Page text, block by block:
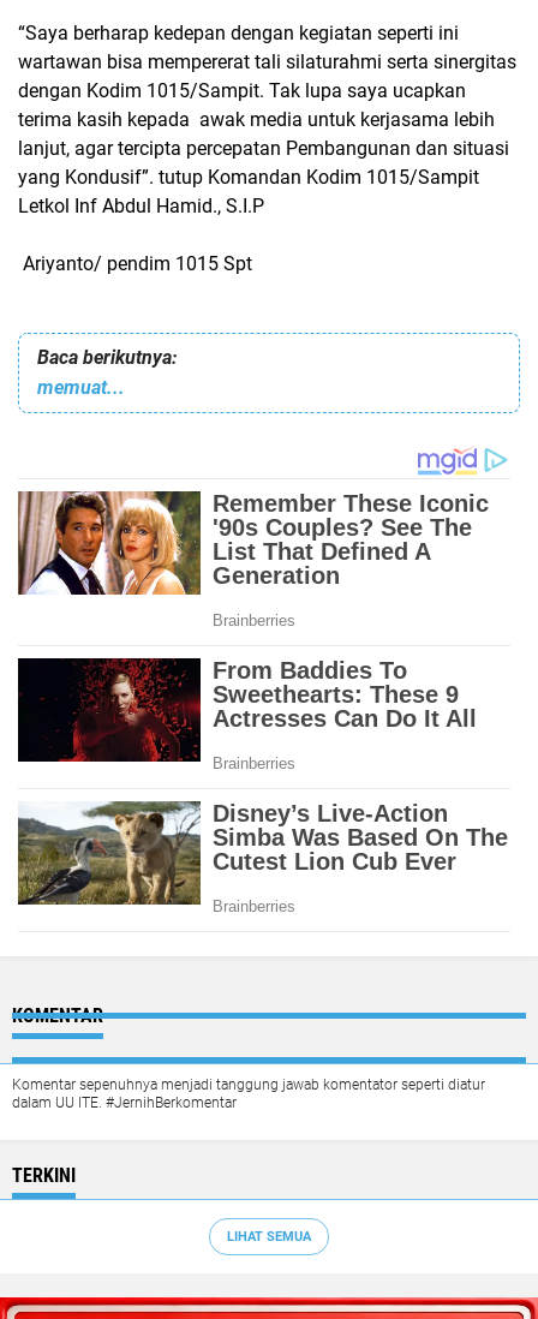
“Saya berharap kedepan dengan kegiatan seperti ini
wartawan bisa mempererat tali silaturahmi serta sinergitas
dengan Kodim 1015/Sampit. Tak lupa saya ucapkan
terima kasih kepada awak media untuk kerjasama lebih
lanjut, agar tercipta percepatan Pembangunan dan situasi
yang Kondusif”. tutup Komandan Kodim 1015/Sampit
Letkol Inf Abdul Hamid., S.I.P
Ariyanto/ pendim 1015 Spt
Baca berikutnya:
memuat...
KOMENTAR
Komentar sepenuhnya menjadi tanggung jawab komentator seperti diatur
dalam UU ITE. #JernihBerkomentar
TERKINI
LIHAT SEMUA